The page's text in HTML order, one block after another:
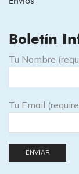
Boletín
Tu Nombre
Tu Email